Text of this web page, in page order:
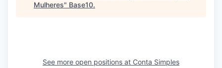
Mulheres" Base10.
See more open positions at Conta Simples